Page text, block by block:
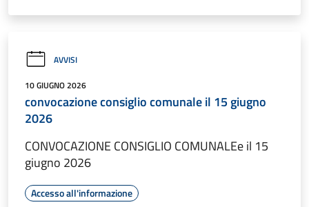
AVVISI
10 GIUGNO 2026
convocazione consiglio comunale il 15 giugno
2026
CONVOCAZIONE CONSIGLIO COMUNALEe il 15
giugno 2026
Accesso all'informazione